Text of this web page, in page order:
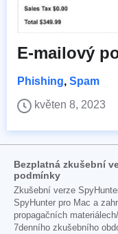
E-mailový
Phishing, Spam
květen 8, 2023
Bezplatná zkušební
podmínky
Zkušební verze
SpyHunter pro Mac a
propagačních
7denního zkušebního